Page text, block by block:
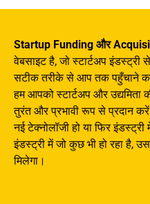
Startup Funding और
वेबसाइट है, जो स्टार्टअप
सटीक तरीके से आप तक पहुँचाने का
हम आपको स्टार्टअप और उद्यमिता
तुरंत और प्रभावी रूप से प्रदान
नई टेक्नोलॉजी हो या फिर
इंडस्ट्री में जो कुछ भी हो रहा है,
मिलेगा।